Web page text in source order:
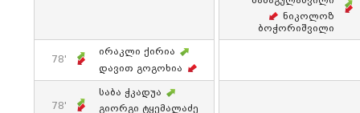
Ნიკოლოზ
Ბოჭორიშვილი
78'
Ირაკლი Ქირია
Დავით Გოგოხია
78'
Საბა Ჭკადუა
Გიორგი Ტყემალაძე